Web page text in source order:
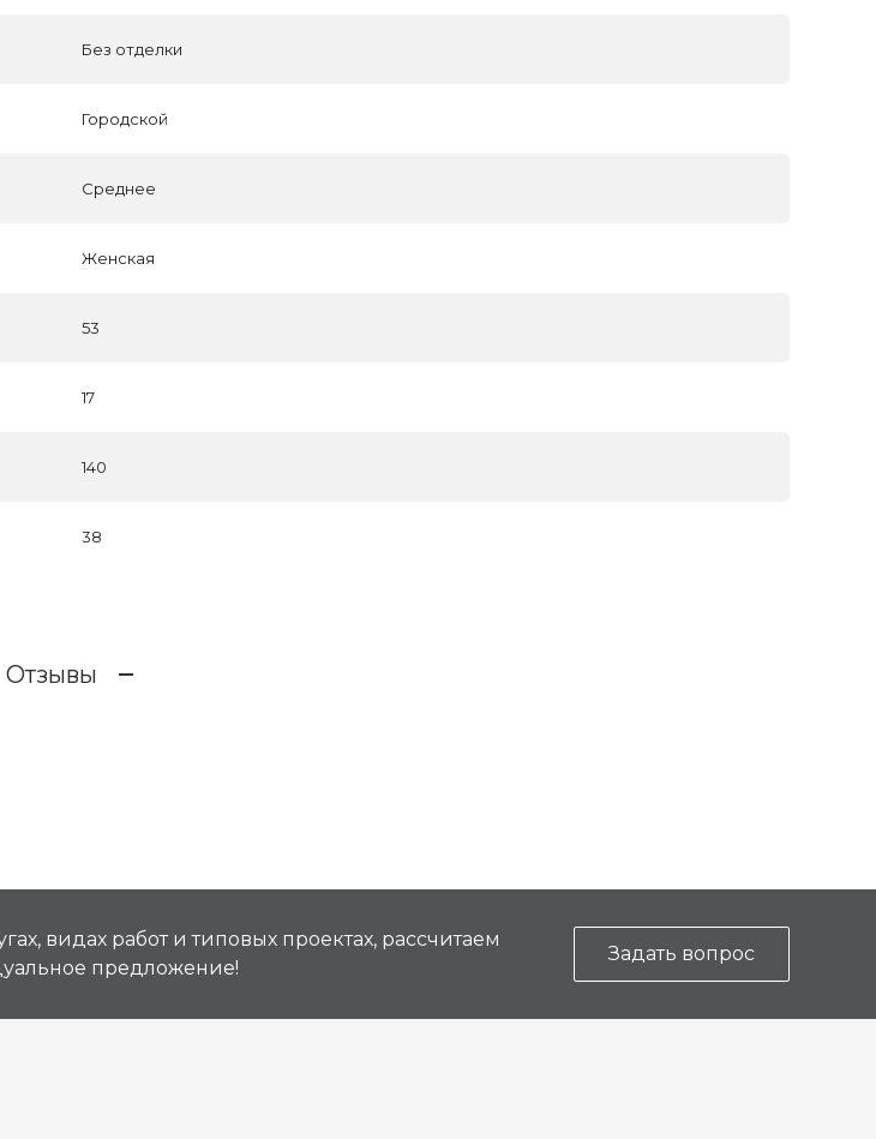
Без отделки
Городской
Среднее
Женская
53
17
140
38
Отзывы
видах работ и типовых проектах, рассчитаем
предложение!
Задать вопрос